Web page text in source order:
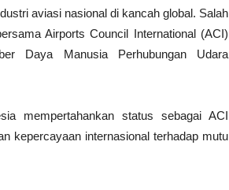
aviasi nasional di kancah global. Salah
Airports Council International (ACI)
Daya Manusia Perhubungan Udara
mempertahankan status sebagai ACI
kepercayaan internasional terhadap mutu